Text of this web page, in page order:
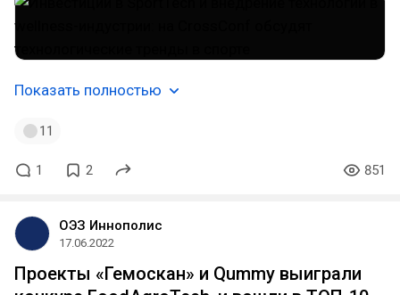
Показать полностью
11
1 2 851
ОЭЗ Иннополис
17.06.2022
Проекты «Гемоскан» и Qummy выиграли